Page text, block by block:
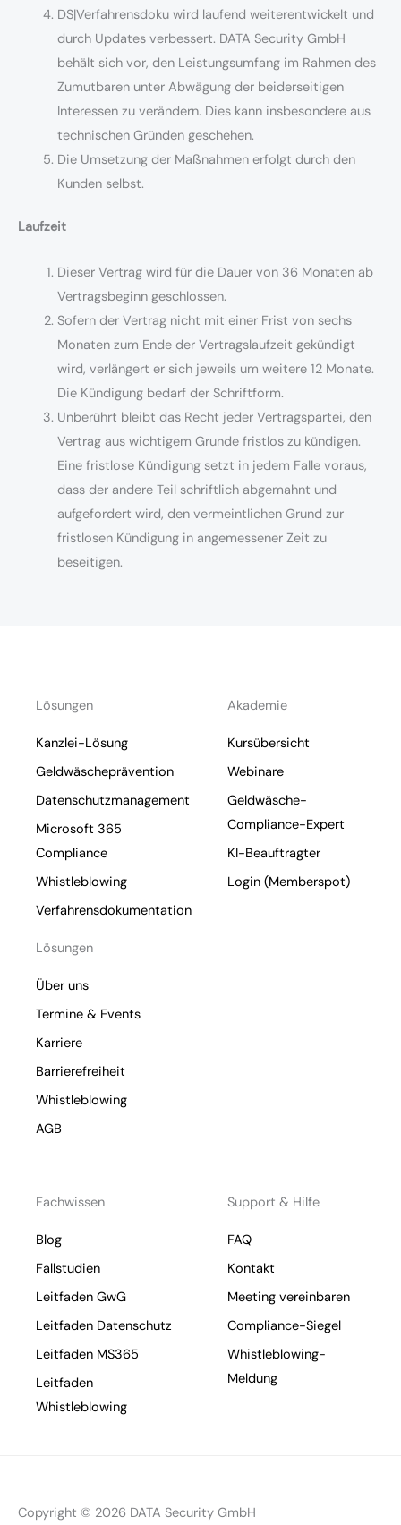
DS|Verfahrensdoku wird laufend weiterentwickelt und
durch Updates verbessert. DATA Security GmbH
behält sich vor, den Leistungsumfang im Rahmen des
Zumutbaren unter Abwägung der beiderseitigen
Interessen zu verändern. Dies kann insbesondere aus
technischen Gründen geschehen.
Die Umsetzung der Maßnahmen erfolgt durch den
Kunden selbst.
Laufzeit
Dieser Vertrag wird für die Dauer von 36 Monaten ab
Vertragsbeginn geschlossen.
Sofern der Vertrag nicht mit einer Frist von sechs
Monaten zum Ende der Vertragslaufzeit gekündigt
wird, verlängert er sich jeweils um weitere 12 Monate.
Die Kündigung bedarf der Schriftform.
Unberührt bleibt das Recht jeder Vertragspartei, den
Vertrag aus wichtigem Grunde fristlos zu kündigen.
Eine fristlose Kündigung setzt in jedem Falle voraus,
dass der andere Teil schriftlich abgemahnt und
aufgefordert wird, den vermeintlichen Grund zur
fristlosen Kündigung in angemessener Zeit zu
beseitigen.
Lösungen
Kanzlei-Lösung
Geldwäscheprävention
Datenschutzmanagement
Microsoft 365
Compliance
Whistleblowing
Verfahrensdokumentation
Lösungen
Über uns
Termine & Events
Karriere
Barrierefreiheit
Whistleblowing
AGB
Akademie
Kursübersicht
Webinare
Geldwäsche-
Compliance-Expert
KI-Beauftragter
Login (Memberspot)
Fachwissen
Blog
Fallstudien
Leitfaden GwG
Leitfaden Datenschutz
Leitfaden MS365
Leitfaden
Whistleblowing
Support & Hilfe
FAQ
Kontakt
Meeting vereinbaren
Compliance-Siegel
Whistleblowing-
Meldung
Copyright © 2026 DATA Security GmbH